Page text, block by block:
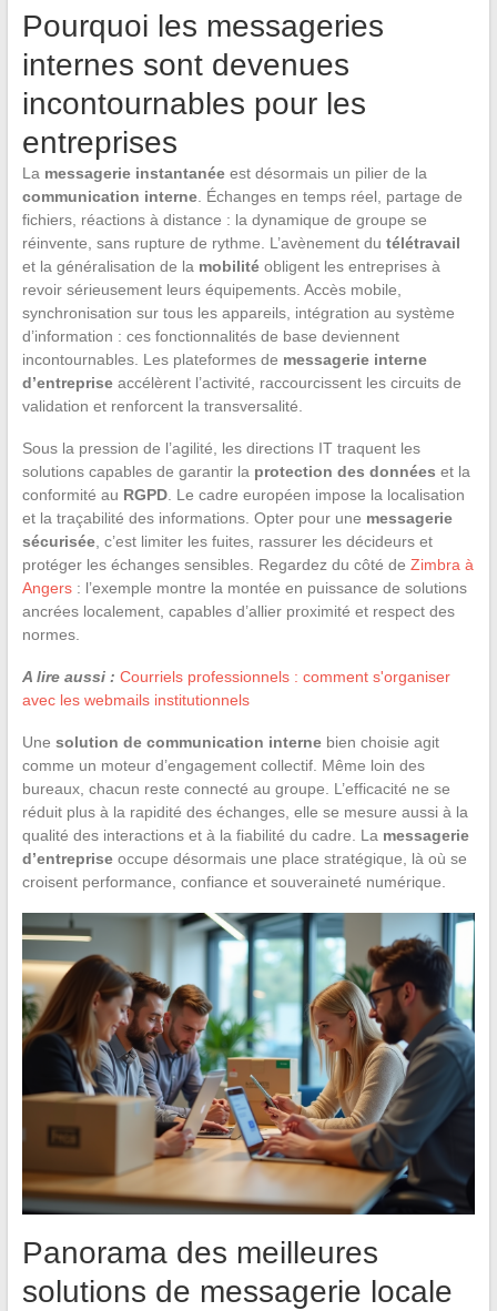
Pourquoi les messageries
internes sont devenues
incontournables pour les
entreprises
La messagerie instantanéeest désormais un pilier de la
communication interne. Échanges en temps réel, partage de
fichiers, réactions à distance : la dynamique de groupe se
réinvente, sans rupture de rythme. L’avènement du télétravail
et la généralisation de la mobilitéobligent les entreprises à
revoir sérieusement leurs équipements. Accès mobile,
synchronisation sur tous les appareils, intégration au système
d’information : ces fonctionnalités de base deviennent
incontournables. Les plateformes de messagerie interne
d’entrepriseaccélèrent l’activité, raccourcissent les circuits de
validation et renforcent la transversalité.
Sous la pression de l’agilité, les directions IT traquent les
solutions capables de garantir la protection des données et la
conformité au RGPD. Le cadre européen impose la localisation
et la traçabilité des informations. Opter pour une messagerie
sécurisée, c’est limiter les fuites, rassurer les décideurs et
protéger les échanges sensibles. Regardez du côté de Zimbra à
Angers: l’exemple montre la montée en puissance de solutions
ancrées localement, capables d’allier proximité et respect des
normes.
A lire aussi : Courriels professionnels : comment s'organiser
avec les webmails institutionnels
Une solution de communication internebien choisie agit
comme un moteur d’engagement collectif. Même loin des
bureaux, chacun reste connecté au groupe. L’efficacité ne se
réduit plus à la rapidité des échanges, elle se mesure aussi à la
qualité des interactions et à la fiabilité du cadre. La messagerie
d’entrepriseoccupe désormais une place stratégique, là où se
croisent performance, confiance et souveraineté numérique.
Panorama des meilleures
solutions de messagerie locale